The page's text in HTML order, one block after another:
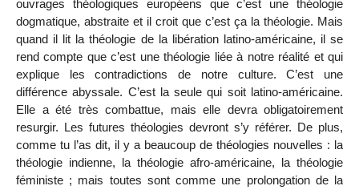
ouvrages théologiques européens que c’est une théologie
dogmatique, abstraite et il croit que c’est ça la théologie. Mais
quand il lit la théologie de la libération latino-américaine, il se
rend compte que c’est une théologie liée à notre réalité et qui
explique les contradictions de notre culture. C’est une
différence abyssale. C’est la seule qui soit latino-américaine.
Elle a été très combattue, mais elle devra obligatoirement
resurgir. Les futures théologies devront s’y référer. De plus,
comme tu l’as dit, il y a beaucoup de théologies nouvelles : la
théologie indienne, la théologie afro-américaine, la théologie
féministe ; mais toutes sont comme une prolongation de la